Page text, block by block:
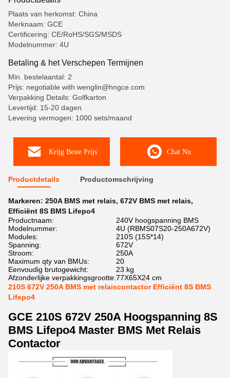
Plaats van herkomst: China
Merknaam: GCE
Certificering: CE/RoHS/SGS/MSDS
Modelnummer: 4U
Betaling & het Verschepen Termijnen
Min. bestelaantal: 2
Prijs: negotiable with wenglin@hngce.com
Verpakking Details: Golfkarton
Levertijd: 15-20 dagen
Levering vermogen: 1000 sets/maand
Krijg Beste Prijs Chat Nu
Productdetails Productomschrijving
Markeren: 250A BMS met relais, 672V BMS met relais,
Efficiënt 8S BMS Lifepo4
Productnaam:
240V hoogspanning BMS
Modelnummer:
4U (RBMS07S20-250A672V)
Modules:
210S (15S*14)
Spanning:
672V
Stroom:
250A
Maximum qty van BMUs:
20
Eenvoudig brutogewicht:
23 kg
Afzonderlijke verpakkingsgrootte:77X65X24 cm
210S 672V 250A BMS met relaiscontactor Efficiënt 8S BMS
Lifepo4
GCE 210S 672V 250A Hoogspanning 8S
BMS Lifepo4 Master BMS Met Relais
Contactor